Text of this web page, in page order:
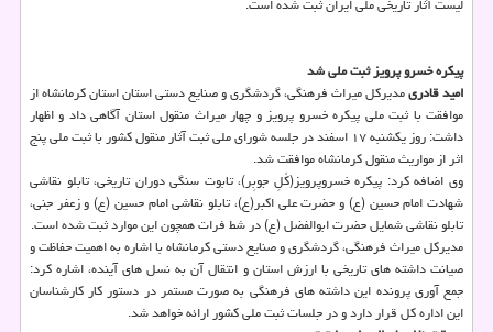
پیکره خسرو پرویز ثبت ملی شد
امید قادریمدیرکل میراث فرهنگی، گردشگری و صنایع دستی استان استان کرمانشاه از
موافقت با ثبت ملی پیکره خسرو پرویز و چهار میراث منقول استان آگاهی داد و اظهار
داشت: روز یکشنبه ۱۷ اسفند در جلسه شورای ملی ثبت آثار منقول کشور با ثبت ملی پنج
اثر از مواریث منقول کرمانشاه موافقت شد.
وی اضافه کرد: پیکره خسروپرویز(کُلِ جوبِر)، تابوت سنگی دوران تاریخی، تابلو نقاشی
شهادت امام حسین (ع) و حضرت علی اکبر(ع)، تابلو نقاشی امام حسین (ع) و زعفر جنی،
تابلو نقاشی شمایل حضرت ابوالفضل (ع) در شط فرات همچون این موارد ثبت شده است.
مدیرکل میراث فرهنگی، گردشگری و صنایع دستی کرمانشاه با اشاره به اهمیت حفاظت و
صیانت داشته های تاریخی با ارزش استان و انتقال آن به نسل های آینده، اشاره کرد:
جمع آوری پرونده این داشته های فرهنگی به صورت مستمر در دستور کار کارشناسان
این اداره کل قرار دارد و در جلسات ثبت ملی کشور ارائه خواهد شد.